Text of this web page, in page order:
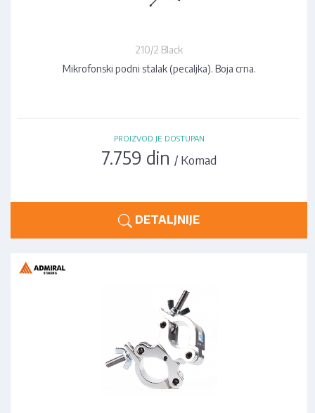
210/2 Black
Mikrofonski podni stalak (pecaljka). Boja crna.
PROIZVOD JE DOSTUPAN
7.759 din / Komad
DETALJNIJE